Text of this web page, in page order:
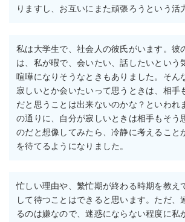
りますし、お互いにまた頑張ろうという活
私は大学生で、社会人の彼氏がいます。彼
は、私が暇で、会いたい、話したいという
喧嘩になりそうなときもありました。そん
寂しいとか会いたいって思うときは、相手
だと思うことは出来ないのかな？といわれ
の通りに、自分が寂しいときは相手もそう
のだと想像してみたら、冷静に考えること
を待てるようになりました。
忙しい理由や、繁忙期が終わる時期を教え
して待つことはできると思います。ただ、
るのは嫌なので、迷惑にならない程度に私